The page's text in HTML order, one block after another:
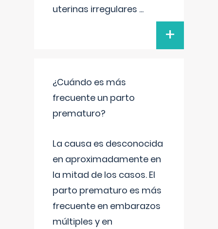
uterinas irregulares ...
+
¿Cuándo es más
frecuente un parto
prematuro?
La causa es desconocida
en aproximadamente en
la mitad de los casos. El
parto prematuro es más
frecuente en embarazos
múltiples y en